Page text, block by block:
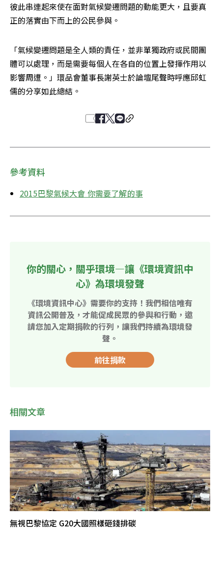
彼此串連起來使在面對氣候變遷問題的動能更大，且要真
正的落實由下而上的公民參與。
「氣候變遷問題是全人類的責任，並非單獨政府或民間團
體可以處理，而是需要每個人在各自的位置上發揮作用以
影響周遭。」環品會董事長謝英士於論壇尾聲時呼應邱虹
儒的分享如此總結。
參考資料
2015巴黎氣候大會 你需要了解的事
你的關心，關乎環境—讓《環境資訊中
心》為環境發聲
《環境資訊中心》需要你的支持！我們相信唯有
資訊公開普及，才能促成民眾的參與和行動，邀
請您加入定期捐款的行列，讓我們持續為環境發
聲。
前往捐款
相關文章
無視巴黎協定 G20大國照樣砸錢排碳